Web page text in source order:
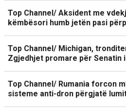
Top Channel/ Aksident me
këmbësori humb jetën pasi
Top Channel/ Michigan,
Zgjedhjet promare për Senatin
Top Channel/ Rumania forcon
sisteme anti-dron përgjatë